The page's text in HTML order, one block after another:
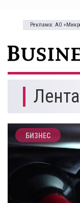
Реклама: АО
Лента
БИЗНЕС